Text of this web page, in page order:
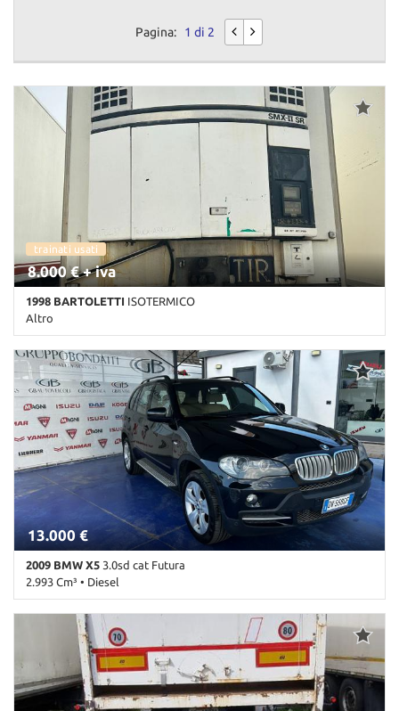
Pagina: 1 di 2
trainati usati
8.000 € + iva
1998 BARTOLETTI ISOTERMICO
Altro
Km non disponibile • Cambio Altro • Bianco pastello • ABS • EBS •
Sospensioni ad aria
13.000 €
2009 BMW X5 3.0sd cat Futura
2.993 Cm³ • Diesel
247.090 Km • Cambio Automatico (6) • Nero metallizzato • 5 Porte
• ABS • Airbag • Airbag laterali • Airbag Passeggero • Airbag testa
• Alzacristalli elettrici • Antifurto • Autoradio • Cerchi in lega •
Chiusura centralizzata • Climatizzatore • Controllo trazione • Cruise
Control • ESP • Fari Xenon • Fendinebbia • Filtro antiparticolato •
Immobilizzatore elettronico • Interni in pelle • Park Distance